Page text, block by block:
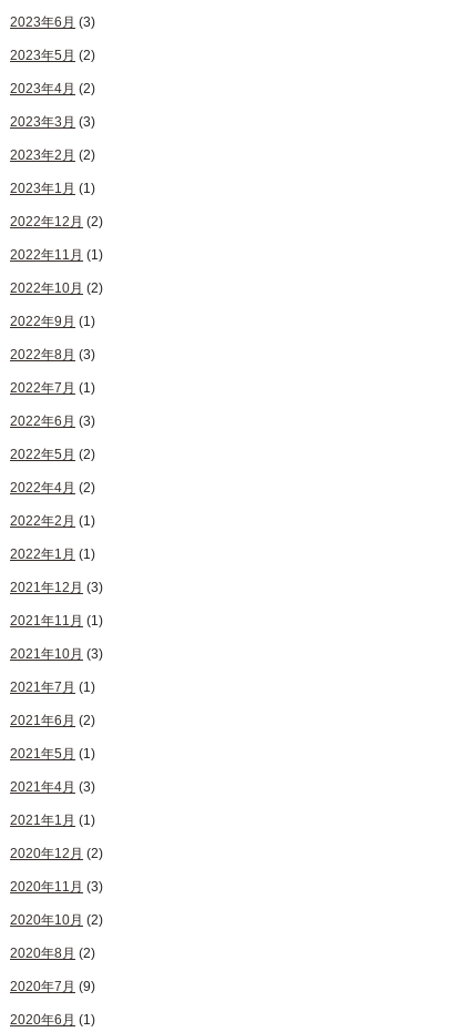
2023年6月 (3)
2023年5月 (2)
2023年4月 (2)
2023年3月 (3)
2023年2月 (2)
2023年1月 (1)
2022年12月 (2)
2022年11月 (1)
2022年10月 (2)
2022年9月 (1)
2022年8月 (3)
2022年7月 (1)
2022年6月 (3)
2022年5月 (2)
2022年4月 (2)
2022年2月 (1)
2022年1月 (1)
2021年12月 (3)
2021年11月 (1)
2021年10月 (3)
2021年7月 (1)
2021年6月 (2)
2021年5月 (1)
2021年4月 (3)
2021年1月 (1)
2020年12月 (2)
2020年11月 (3)
2020年10月 (2)
2020年8月 (2)
2020年7月 (9)
2020年6月 (1)